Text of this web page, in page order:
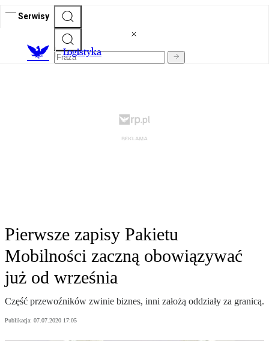
Serwisy
Logistyka
Pierwsze zapisy Pakietu
Mobilności zaczną obowiązywać
już od września
Część przewoźników zwinie biznes, inni założą oddziały za granicą.
Publikacja: 07.07.2020 17:05